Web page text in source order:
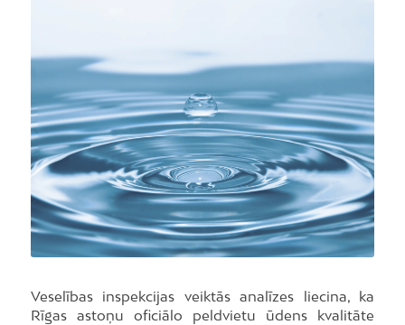
Veselības inspekcijas veiktās analīzes liecina, ka
Rīgas astoņu oficiālo peldvietu ūdens kvalitāte